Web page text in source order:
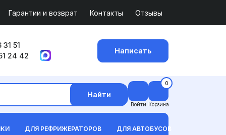
Гарантии и возврат Контакты Отзывы
51
24 42
Написать
Найти
Войти
0
Корзина
ДЛЯ РЕФРИЖЕРАТОРОВ ДЛЯ АВТОБУСОВ